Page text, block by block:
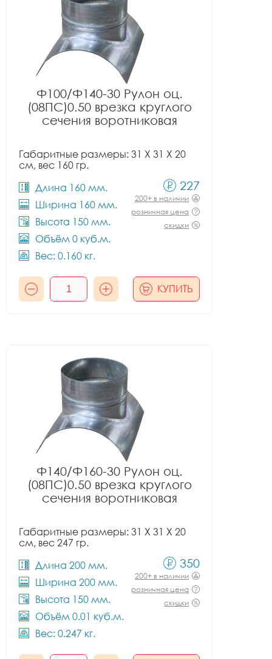
Ф100/Ф140-30 Рулон оц.
(08ПС)0.50 врезка круглого
сечения воротниковая
Габаритные размеры: 31 X 31 X 20
см, вес 160 гр.
Длина 160 мм.
Ширина 160 мм.
Высота 150 мм.
Объём 0 куб.м.
Вес: 0.160 кг.
227
200+ в наличии
розничная цена
скидки
КУПИТЬ
Ф140/Ф160-30 Рулон оц.
(08ПС)0.50 врезка круглого
сечения воротниковая
Габаритные размеры: 31 X 31 X 20
см, вес 247 гр.
Длина 200 мм.
Ширина 200 мм.
Высота 150 мм.
Объём 0.01 куб.м.
Вес: 0.247 кг.
350
200+ в наличии
розничная цена
скидки